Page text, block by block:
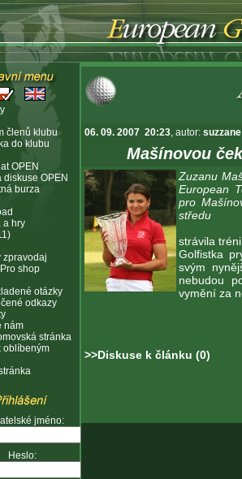
členů klubu
do klubu
OPEN
diskuse OPEN
burza
a hry
zpravodaj
shop
otázky
odkazy
nám
stránka
oblíbeným
jméno:
Heslo:
06. 09. 2007 20:23, autor: suzzane
Mašínovou
Zuzanu
European
pro
středu
strávila
Golfistka
svým
nebudou
vymění za
>>Diskuse k článku (0)